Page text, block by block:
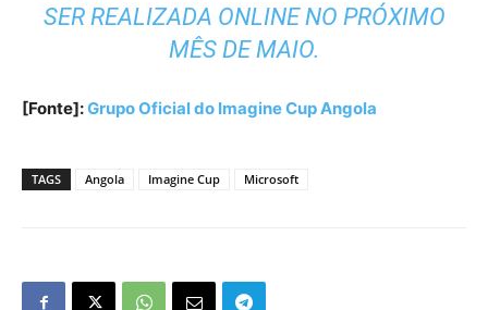
SER REALIZADA ONLINE NO PRÓXIMO
MÊS DE MAIO.
[Fonte]:Grupo Oficial do Imagine Cup Angola
TAGS Angola Imagine Cup Microsoft